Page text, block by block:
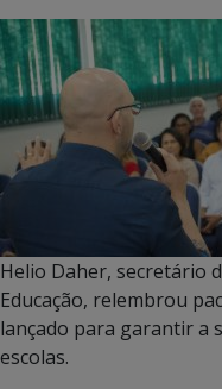
Helio Daher, secretário
Educação, relembrou
lançado para garantir a
escolas.